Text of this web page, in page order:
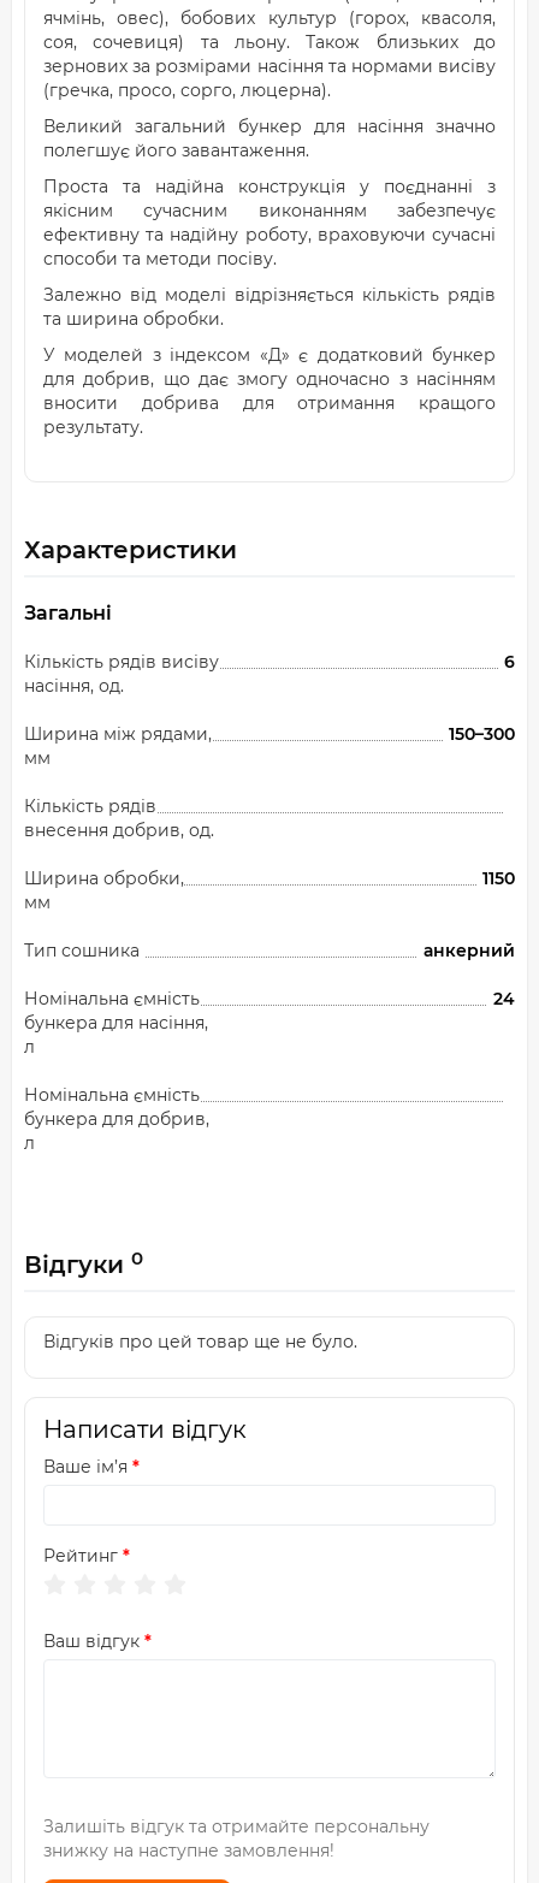
ячмінь, овес), бобових культур (горох, квасоля,
соя, сочевиця) та льону. Також близьких до
зернових за розмірами насіння та нормами висіву
(гречка, просо, сорго, люцерна).
Великий загальний бункер для насіння значно
полегшує його завантаження.
Проста та надійна конструкція у поєднанні з
якісним сучасним виконанням забезпечує
ефективну та надійну роботу, враховуючи сучасні
способи та методи посіву.
Залежно від моделі відрізняється кількість рядів
та ширина обробки.
У моделей з індексом «Д» є додатковий бункер
для добрив, що дає змогу одночасно з насінням
вносити добрива для отримання кращого
результату.
Характеристики
Загальні
Кількість рядів висіву
насіння, од.
6
Ширина між рядами,
мм
150–300
Кількість рядів
внесення добрив, од.
Ширина обробки,
мм
1150
Тип сошника анкерний
Номінальна ємність
бункера для насіння,
л
24
Номінальна ємність
бункера для добрив,
л
Відгуки 0
Відгуків про цей товар ще не було.
Написати відгук
Ваше ім’я
Рейтинг
Ваш відгук
Залишіть відгук та отримайте персональну
знижку на наступне замовлення!